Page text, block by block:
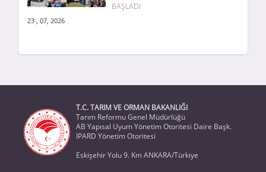
BAŞLADI
23 , 07, 2026
T.C. TARIM VE ORMAN BAKANLIĞI
Tarım Reformu Genel Müdürlüğü
AB Yapısal Uyum Yönetim Otoritesi Daire Başk.
IPARD Yönetim Otoritesi
Eskişehir Yolu 9. Km ANKARA/Türkiye